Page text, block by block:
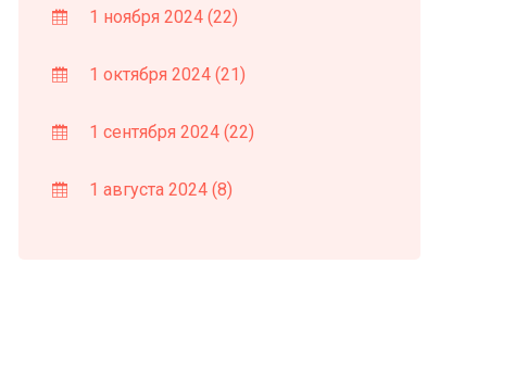
1 ноября 2024 (22)
1 октября 2024 (21)
1 сентября 2024 (22)
1 августа 2024 (8)